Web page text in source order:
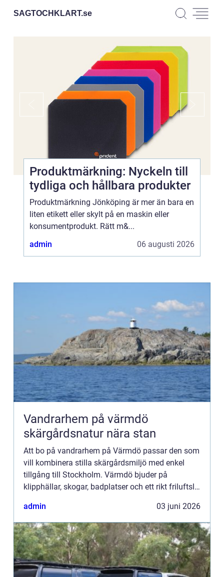
SAGTOCHKLART.se
Produktmärkning: Nyckeln till
tydliga och hållbara produkter
Produktmärkning Jönköping är mer än bara en
liten etikett eller skylt på en maskin eller
konsumentprodukt. Rätt m&...
admin
06 augusti 2026
Vandrarhem på värmdö
skärgårdsnatur nära stan
Att bo på vandrarhem på Värmdö passar den som
vill kombinera stilla skärgårdsmiljö med enkel
tillgång till Stockholm. Värmdö bjuder på
klipphällar, skogar, badplatser och ett rikt friluftsliv
service oc...
admin 03 juni 2026